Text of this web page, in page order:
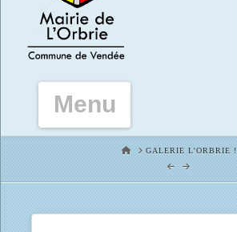
HOMEGALERIE L'ORBRIE !